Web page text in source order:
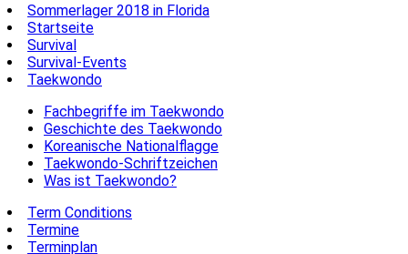
Sommerlager 2018 in Florida
Startseite
Survival
Survival-Events
Taekwondo
Fachbegriffe im Taekwondo
Geschichte des Taekwondo
Koreanische Nationalflagge
Taekwondo-Schriftzeichen
Was ist Taekwondo?
Term Conditions
Termine
Terminplan